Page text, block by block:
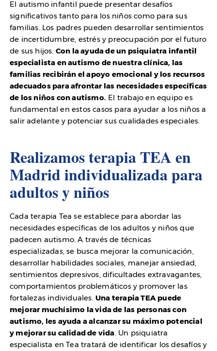
El autismo infantil puede presentar desafíos
significativos tanto para los niños como para sus
familias. Los padres pueden desarrollar sentimientos
de incertidumbre, estrés y preocupación por el futuro
de sus hijos. Con la ayuda de un psiquiatra infantil
especialista en autismo de nuestra clínica, las
familias recibirán el apoyo emocional y los recursos
adecuados para afrontar las necesidades específicas
de los niños con autismo. El trabajo en equipo es
fundamental en estos casos para ayudar a los niños a
salir adelante y potenciar sus cualidades especiales.
Realizamos terapia TEA en
Madrid individualizada para
adultos y niños
Cada terapia Tea se establece para abordar las
necesidades específicas de los adultos y niños que
padecen autismo. A través de técnicas
especializadas, se busca mejorar la comunicación,
desarrollar habilidades sociales, manejar ansiedad,
sentimientos depresivos, dificultades extravagantes,
comportamientos problemáticos y promover las
fortalezas individuales. Una terapia TEA puede
mejorar muchísimo la vida de las personas con
autismo, les ayuda a alcanzar su máximo potencial
y mejorar su calidad de vida. Un psiquiatra
especialista en Tea tratará de identificar los desafíos y